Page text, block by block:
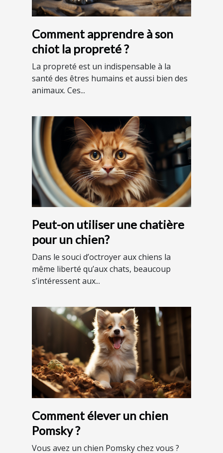
Comment apprendre à son
chiot la propreté ?
La propreté est un indispensable à la
santé des êtres humains et aussi bien des
animaux. Ces...
Peut-on utiliser une chatière
pour un chien?
Dans le souci d’octroyer aux chiens la
même liberté qu’aux chats, beaucoup
s’intéressent aux...
Comment élever un chien
Pomsky ?
Vous avez un chien Pomsky chez vous ?